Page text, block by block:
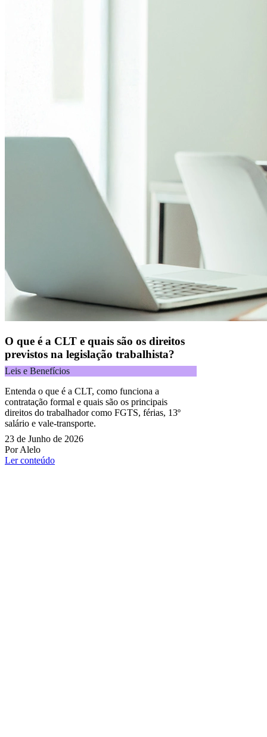
O que é a CLT e quais são os direitos
previstos na legislação trabalhista?
Leis e Benefícios
Entenda o que é a CLT, como funciona a
contratação formal e quais são os principais
direitos do trabalhador como FGTS, férias, 13º
salário e vale-transporte.
23 de Junho de 2026
Por Alelo
Ler conteúdo